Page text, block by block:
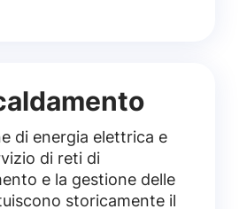
di energia elettrica e
di reti di
e la gestione delle
storicamente il